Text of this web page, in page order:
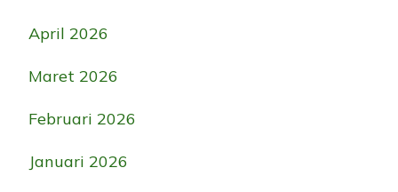
April 2026
Maret 2026
Februari 2026
Januari 2026